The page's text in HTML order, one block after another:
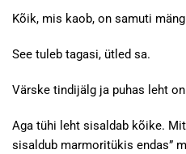
Kõik, mis kaob, on samuti
See tuleb tagasi, ütled sa.
Värske tindijälg ja puhas leht
Aga tühi leht sisaldab kõike.
sisaldub marmoritükis endas”